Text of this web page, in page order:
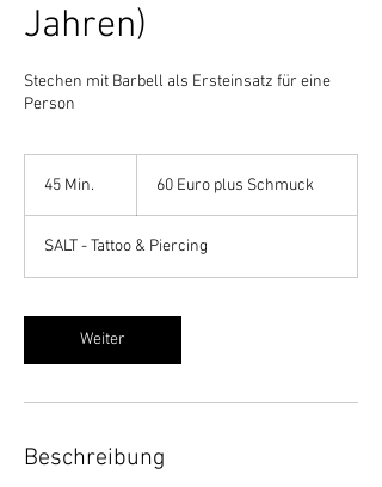
Jahren)
Stechen mit Barbell als Ersteinsatz für eine
Person
45 Min.
i
n
plus60 Euro plus Schmuck
SALT - Tattoo & Piercing
Weiter
Beschreibung